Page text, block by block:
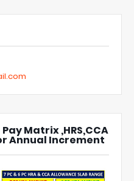
Matrix ,HRS,CCA
Annual Increment